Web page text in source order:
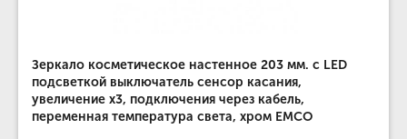
Зеркало косметическое настенное 203 мм. с LED
подсветкой выключатель сенсор касания,
увеличение х3, подключения через кабель,
переменная температура света, хром EMCO